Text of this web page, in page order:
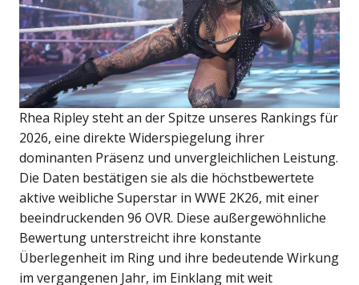
Rhea Ripley steht an der Spitze unseres Rankings für
2026, eine direkte Widerspiegelung ihrer
dominanten Präsenz und unvergleichlichen Leistung.
Die Daten bestätigen sie als die höchstbewertete
aktive weibliche Superstar in WWE 2K26, mit einer
beeindruckenden 96 OVR. Diese außergewöhnliche
Bewertung unterstreicht ihre konstante
Überlegenheit im Ring und ihre bedeutende Wirkung
im vergangenen Jahr, im Einklang mit weit